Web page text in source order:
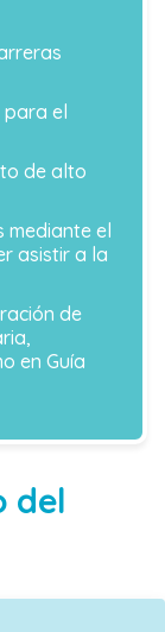
para el
de alto
mediante el
asistir a la
de
en Guía
del